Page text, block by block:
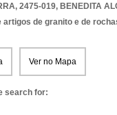
2475-019, BENEDITA
artigos de granito e de
Ver no Mapa
search for: